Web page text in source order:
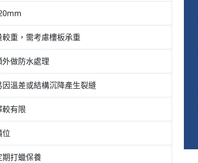
較重，需考慮樓板承重
外做防水處理
因溫差或結構沉降產生裂縫
較有限
位
期打蠟保養